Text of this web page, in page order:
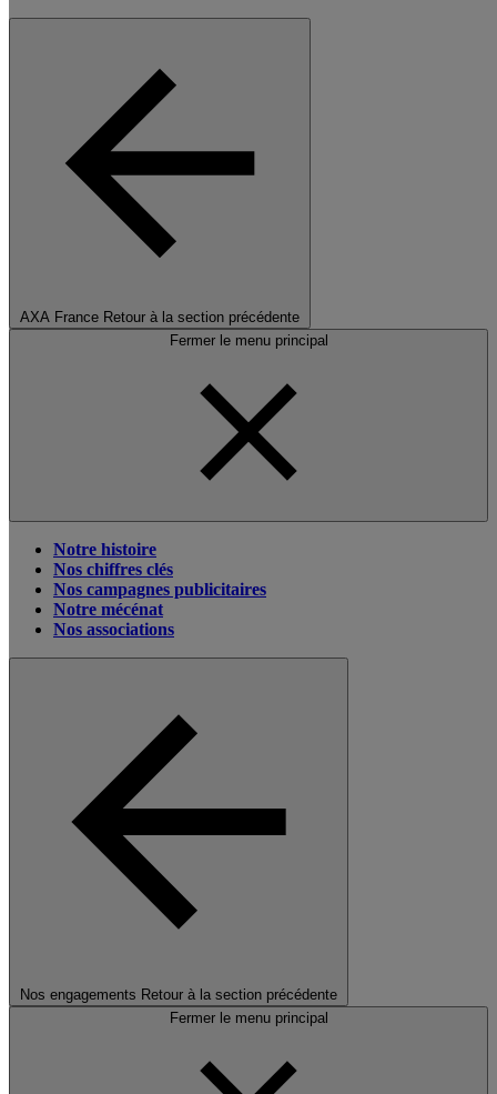
AXA France Retour à la section précédente
Fermer le menu principal
Notre histoire
Nos chiffres clés
Nos campagnes publicitaires
Notre mécénat
Nos associations
Nos engagements Retour à la section précédente
Fermer le menu principal